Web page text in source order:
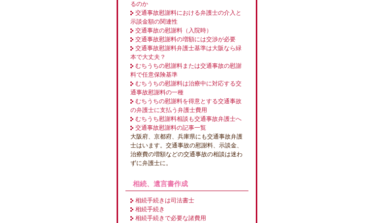
るのか
交通事故慰謝料における弁護士の介入と
示談金額の関連性
交通事故の慰謝料（入院時）
交通事故慰謝料の増額には交渉が必要
交通事故慰謝料弁護士基準は大阪なら緑
本で大丈夫？
むちうちの慰謝料または交通事故の慰謝
料で任意保険基準
むちうちの慰謝料は治療中に対応する交
通事故慰謝料の一種
むちうちの慰謝料を得意とする交通事故
の弁護士に支払う弁護士費用
むちうち慰謝料相談も交通事故弁護士へ
交通事故慰謝料の記事一覧
大阪府、京都府、兵庫県にも交通事故弁護
士はいます。交通事故の慰謝料、示談金、
治療費の増額などの交通事故の相談は迷わ
ずに弁護士に。
相続、遺言書作成
相続手続きは司法書士
相続手続き
相続手続きで必要な諸費用